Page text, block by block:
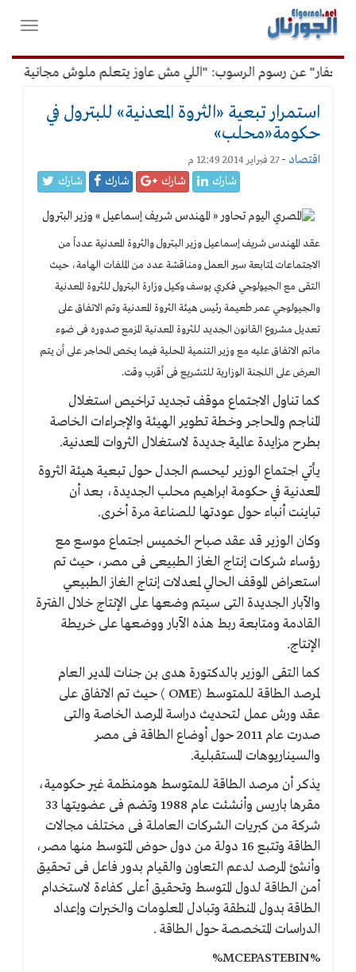
القائمة
الرئيسية
فتح
عن رسوم الرسوب: "اللي مش عاوز يتعلم ملوش مجانية"
استمرار تبعية «الثروة المعدنية» للبترول في
حكومة«محلب»
اقتصاد -27 فبراير 2014 12:49 م
شارك شارك شارك شارك
عقد المهندس شريف إسماعيل وزير البترول والثروة المعدنية عدداً من
الاجتماعات لمتابعة سير العمل ومناقشة عدد من الملفات الهامة، حيث
التقى مع الجيولوجي فكري يوسف وكيل وزارة البترول للثروة المعدنية
والجيولوجي عمر طعيمة رئيس هيئة الثروة المعدنية وتم الاتفاق على
تعديل مشروع القانون الجديد للثروة المعدنية المزمع صدوره فى ضوء
ماتم الاتفاق عليه مع وزير التنمية المحلية فيما يخص المحاجر على أن يتم
العرض على اللجنة الوزارية للتشريع فى أقرب وقت.
كما تناول الاجتماع موقف تجديد تراخيص استغلال
المناجم والمحاجر وخطة تطوير الهيئة والإجراءات الخاصة
بطرح مزايدة عالمية جديدة لاستغلال الثروات المعدنية.
يأتي اجتماع الوزير ليحسم الجدل حول تبعية هيئة الثروة
المعدنية في حكومة ابراهيم محلب الجديدة، بعد أن
تباينت أنباء حول عودتها للصناعة مرة أخرى.
وكان الوزير قد عقد صباح الخميس اجتماع موسع مع
رؤساء شركات إنتاج الغاز الطبيعى فى مصر، حيث تم
استعراض الموقف الحالي لمعدلات إنتاج الغاز الطبيعي
والآبار الجديدة التى سيتم وضعها على الإنتاج خلال الفترة
القادمة ومتابعة ربط هذه الآبار ووضعها على خريطة
الإنتاج.
كما التقى الوزير بالدكتورة هدى بن جنات المدير العام
لمرصد الطاقة للمتوسط (OME ) حيث تم الاتفاق على
عقد ورش عمل لتحديث دراسة المرصد الخاصة والتى
صدرت عام 2011 حول أوضاع الطاقة فى مصر
والسيناريوهات المستقبلية.
يذكر أن مرصد الطاقة للمتوسط هومنظمة غير حكومية،
مقرها باريس وأنشئت عام 1988 وتضم فى عضويتها 33
شركة من كبريات الشركات العاملة فى مختلف مجالات
الطاقة وتتبع 16 دولة من دول حوض المتوسط منها مصر،
وأنشئ المرصد لدعم التعاون والقيام بدور فاعل فى تحقيق
أمن الطاقة لدول المتوسط وتحقيق أعلى كفاءة لاستخدام
الطاقة بدول المنطقة وتبادل المعلومات والخبرات وإعداد
الدراسات المتخصصة حول الطاقة .
%MCEPASTEBIN%